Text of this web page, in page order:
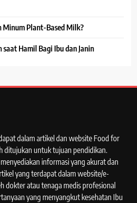
Minum Plant-Based Milk?
saat Hamil Bagi Ibu dan Janin
dalam artikel dan website Food for
ditujukan untuk tujuan pendidikan.
informasi yang akurat dan
yang terdapat dalam website/e-
dokter atau tenaga medis profesional
yang menyangkut kesehatan Ibu